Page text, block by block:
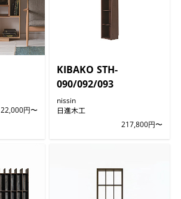
22,000円〜
KIBAKO STH-
090/092/093
nissin
日進木工
217,800円〜